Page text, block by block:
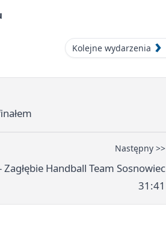
Kolejne wydarzenia
Następny >>
Handball Team Sosnowiec
31:41